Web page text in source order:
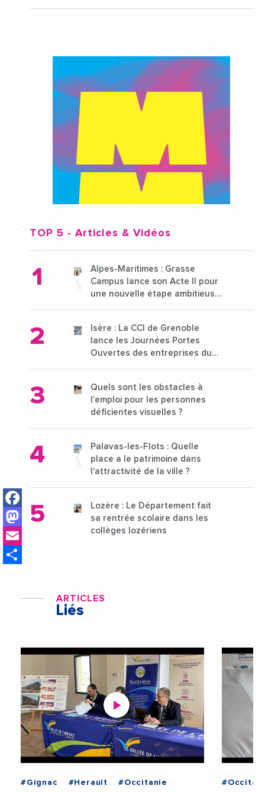
Facebook
Mastodon
TOP 5 - Articles & Vidéos
Alpes-Maritimes : Grasse
Campus lance son Acte II pour
une nouvelle étape ambitieuse
Isère : La CCI de Grenoble
lance les Journées Portes
Ouvertes des entreprises du
Quels sont les obstacles à
l’emploi pour les personnes
déficientes visuelles ?
Palavas-les-Flots : Quelle
place a le patrimoine dans
l'attractivité de la ville ?
Lozère : Le Département fait
sa rentrée scolaire dans les
collèges lozériens
ARTICLES
Liés
#Gignac #Herault
#Occitanie